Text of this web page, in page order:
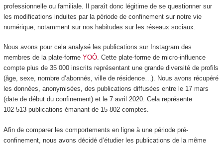
professionnelle ou familiale. Il paraît donc légitime de se questionner sur
les modifications induites par la période de confinement sur notre vie
numérique, notamment sur nos habitudes sur les réseaux sociaux.
Nous avons pour cela analysé les publications sur Instagram des
membres de la plate-forme YOÔ. Cette plate-forme de micro-influence
compte plus de 35 000 inscrits représentant une grande diversité de profils
(âge, sexe, nombre d’abonnés, ville de résidence…). Nous avons récupéré
les données, anonymisées, des publications diffusées entre le 17 mars
(date de début du confinement) et le 7 avril 2020. Cela représente
102 513 publications émanant de 15 802 comptes.
Afin de comparer les comportements en ligne à une période pré-
confinement, nous avons décidé d’étudier les publications de la même